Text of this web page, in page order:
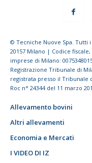
© Tecniche Nuove Spa. Tutti
20157 Milano | Codice
imprese di Milano:
Registrazione Tribunale di
registrata presso il Tribunale
Roc n° 24344 del 11 marzo
Allevamento bovini
Altri allevamenti
Economia e Mercati
I VIDEO DI IZ